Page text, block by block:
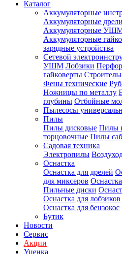
Каталог
Аккумуляторные
Аккумуляторные
Аккумуляторные УШМ
Аккумуляторные
зарядные устройства
Сетевой
УШМ Лобзики
гайковерты
Фены технические
Ножницы по металлу
глубины Отбойные
Пылесосы
Пилы
Пилы дисковые Пилы
торцовочные Пилы
Садовая техника
Электропилы
Оснастка
Оснастка для дрелей
для миксеров
Пильные диски
Оснастка для лобзиков
Оснастка для бензокос
Бутик
Новости
Сервис
Акции
Уценка